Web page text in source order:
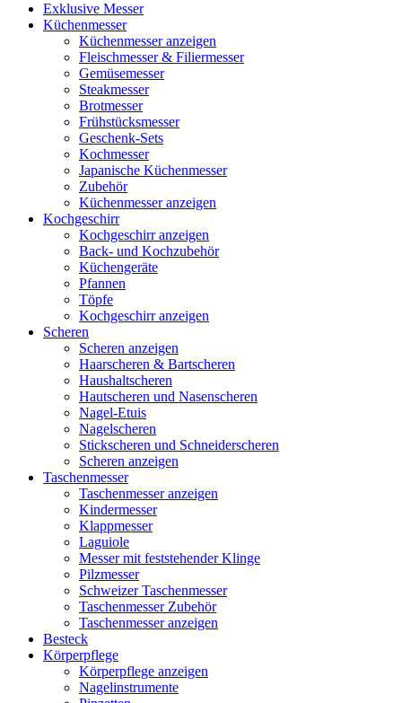
Exklusive Messer
Küchenmesser
Küchenmesser anzeigen
Fleischmesser & Filiermesser
Gemüsemesser
Steakmesser
Brotmesser
Frühstücksmesser
Geschenk-Sets
Kochmesser
Japanische Küchenmesser
Zubehör
Küchenmesser anzeigen
Kochgeschirr
Kochgeschirr anzeigen
Back- und Kochzubehör
Küchengeräte
Pfannen
Töpfe
Kochgeschirr anzeigen
Scheren
Scheren anzeigen
Haarscheren & Bartscheren
Haushaltscheren
Hautscheren und Nasenscheren
Nagel-Etuis
Nagelscheren
Stickscheren und Schneiderscheren
Scheren anzeigen
Taschenmesser
Taschenmesser anzeigen
Kindermesser
Klappmesser
Laguiole
Messer mit feststehender Klinge
Pilzmesser
Schweizer Taschenmesser
Taschenmesser Zubehör
Taschenmesser anzeigen
Besteck
Körperpflege
Körperpflege anzeigen
Nagelinstrumente